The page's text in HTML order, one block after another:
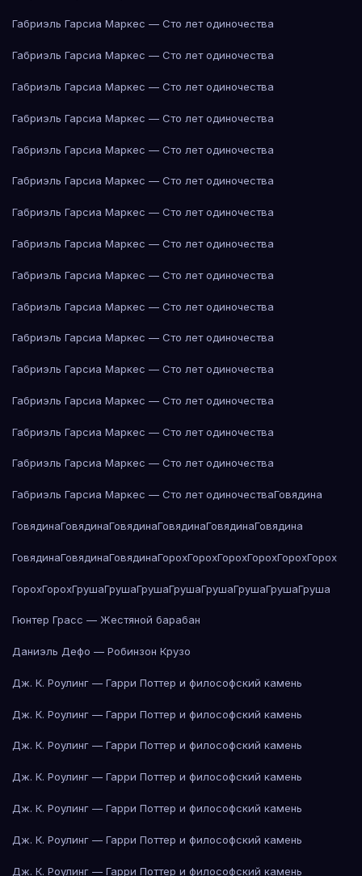
Габриэль Гарсиа Маркес — Сто лет одиночества
Габриэль Гарсиа Маркес — Сто лет одиночества
Габриэль Гарсиа Маркес — Сто лет одиночества
Габриэль Гарсиа Маркес — Сто лет одиночества
Габриэль Гарсиа Маркес — Сто лет одиночества
Габриэль Гарсиа Маркес — Сто лет одиночества
Габриэль Гарсиа Маркес — Сто лет одиночества
Габриэль Гарсиа Маркес — Сто лет одиночества
Габриэль Гарсиа Маркес — Сто лет одиночества
Габриэль Гарсиа Маркес — Сто лет одиночества
Габриэль Гарсиа Маркес — Сто лет одиночества
Габриэль Гарсиа Маркес — Сто лет одиночества
Габриэль Гарсиа Маркес — Сто лет одиночества
Габриэль Гарсиа Маркес — Сто лет одиночества
Габриэль Гарсиа Маркес — Сто лет одиночества
Габриэль Гарсиа Маркес — Сто лет одиночестваГовядина
ГовядинаГовядинаГовядинаГовядинаГовядинаГовядина
ГовядинаГовядинаГовядинаГорохГорохГорохГорохГорохГорох
ГорохГорохГрушаГрушаГрушаГрушаГрушаГрушаГрушаГруша
Гюнтер Грасс — Жестяной барабан
Даниэль Дефо — Робинзон Крузо
Дж. К. Роулинг — Гарри Поттер и философский камень
Дж. К. Роулинг — Гарри Поттер и философский камень
Дж. К. Роулинг — Гарри Поттер и философский камень
Дж. К. Роулинг — Гарри Поттер и философский камень
Дж. К. Роулинг — Гарри Поттер и философский камень
Дж. К. Роулинг — Гарри Поттер и философский камень
Дж. К. Роулинг — Гарри Поттер и философский камень